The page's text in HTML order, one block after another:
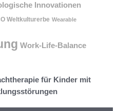
Innovationen
Weltkulturerbe Wearable
Work-Life-Balance
für Kinder mit